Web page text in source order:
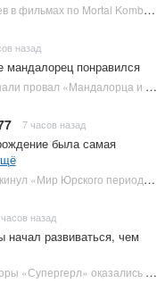
8 лучших боев в фильмах по Mortal Kombat: от «Смертельной битвы» до «Мортал Комбат 2» | Plugged In Ru
назад
мандалорец понравился
Disney признали провал «Мандалорца и Грогу» и еще одной новинки | Plugged In Ru
7 часов назад
была самая
Режиссер покинул «Мир Юрского периода 5» | Plugged In Ru
назад
развиваться, чем
Итоговые сборы «Супергерл» оказались худшими для DC за два десятилетия | Plugged In Ru